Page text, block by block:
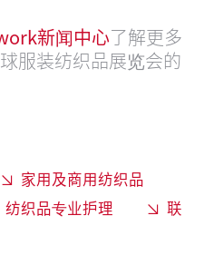
新闻中心了解更多
服装纺织品展览会的
家用及商用纺织品
纺织品专业护理
联